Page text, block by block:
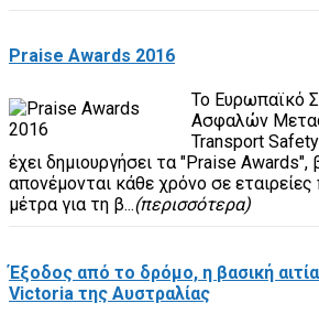
Praise Awards 2016
Το Ευρωπαϊκό
Ασφαλών
Transport
έχει δημιουργήσει τα "Praise Awards",
απονέμονται κάθε χρόνο σε
μέτρα για τη β...(περισσότερα)
Έξοδος από το δρόμο, η βασική
Victoria της Αυστραλίας